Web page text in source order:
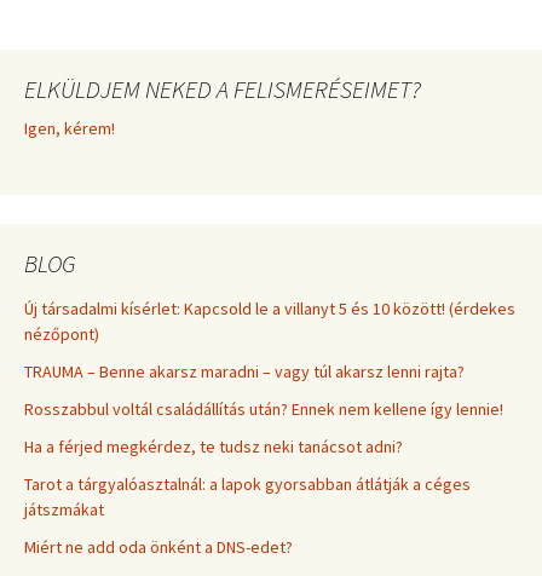
ELKÜLDJEM NEKED A FELISMERÉSEIMET?
Igen, kérem!
BLOG
Új társadalmi kísérlet: Kapcsold le a villanyt 5 és 10 között! (érdekes
nézőpont)
TRAUMA – Benne akarsz maradni – vagy túl akarsz lenni rajta?
Rosszabbul voltál családállítás után? Ennek nem kellene így lennie!
Ha a férjed megkérdez, te tudsz neki tanácsot adni?
Tarot a tárgyalóasztalnál: a lapok gyorsabban átlátják a céges
játszmákat
Miért ne add oda önként a DNS-edet?